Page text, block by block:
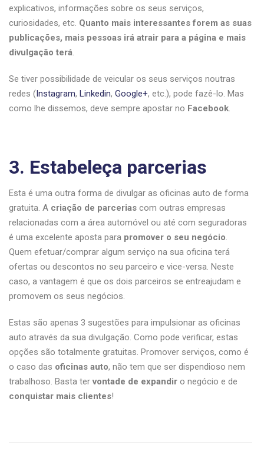
explicativos, informações sobre os seus serviços,
curiosidades, etc. Quanto mais interessantes forem as suas
publicações, mais pessoas irá atrair para a página e mais
divulgação terá.
Se tiver possibilidade de veicular os seus serviços noutras
redes (Instagram, Linkedin, Google+, etc.), pode fazê-lo. Mas
como lhe dissemos, deve sempre apostar no Facebook.
3. Estabeleça parcerias
Esta é uma outra forma de divulgar as oficinas auto de forma
gratuita. A criação de parcerias com outras empresas
relacionadas com a área automóvel ou até com seguradoras
é uma excelente aposta para promover o seu negócio.
Quem efetuar/comprar algum serviço na sua oficina terá
ofertas ou descontos no seu parceiro e vice-versa. Neste
caso, a vantagem é que os dois parceiros se entreajudam e
promovem os seus negócios.
Estas são apenas 3 sugestões para impulsionar as oficinas
auto através da sua divulgação. Como pode verificar, estas
opções são totalmente gratuitas. Promover serviços, como é
o caso das oficinas auto, não tem que ser dispendioso nem
trabalhoso. Basta tervontade de expandir o negócio e de
conquistar mais clientes!